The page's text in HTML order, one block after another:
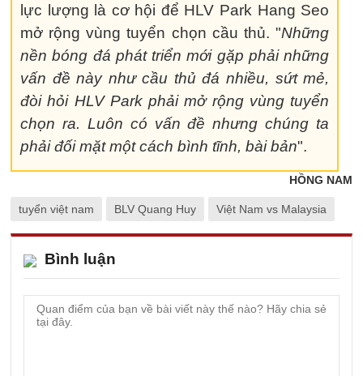
lực lượng là cơ hội để HLV Park Hang Seo
mở rộng vùng tuyển chọn cầu thủ. "Những
nền bóng đá phát triển mới gặp phải những
vấn đề này như cầu thủ đá nhiều, sứt mẻ,
đòi hỏi HLV Park phải mở rộng vùng tuyển
chọn ra. Luôn có vấn đề nhưng chúng ta
phải đối mặt một cách bình tĩnh, bài bản".
HỒNG NAM
tuyển việt nam BLV Quang Huy Việt Nam vs Malaysia
Bình luận